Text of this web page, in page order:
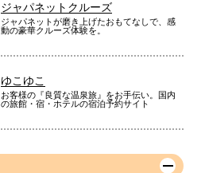
ジャパネットクルーズ
ジャパネットが磨き上げたおもてなしで、感
動の豪華クルーズ体験を。
ゆこゆこ
お客様の『良質な温泉旅』をお手伝い。国内
の旅館・宿・ホテルの宿泊予約サイト